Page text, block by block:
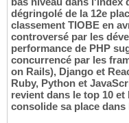
dégringolé de la 12e
classement TIOBE en
controversé par les
performance de PHP
concurrencé par les
on Rails), Django et
Ruby, Python et
revient dans le top 10 et
consolide sa place dans